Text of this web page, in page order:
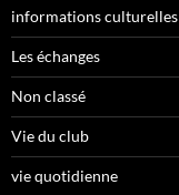
informations culturelles
Les échanges
Non classé
Vie du club
vie quotidienne